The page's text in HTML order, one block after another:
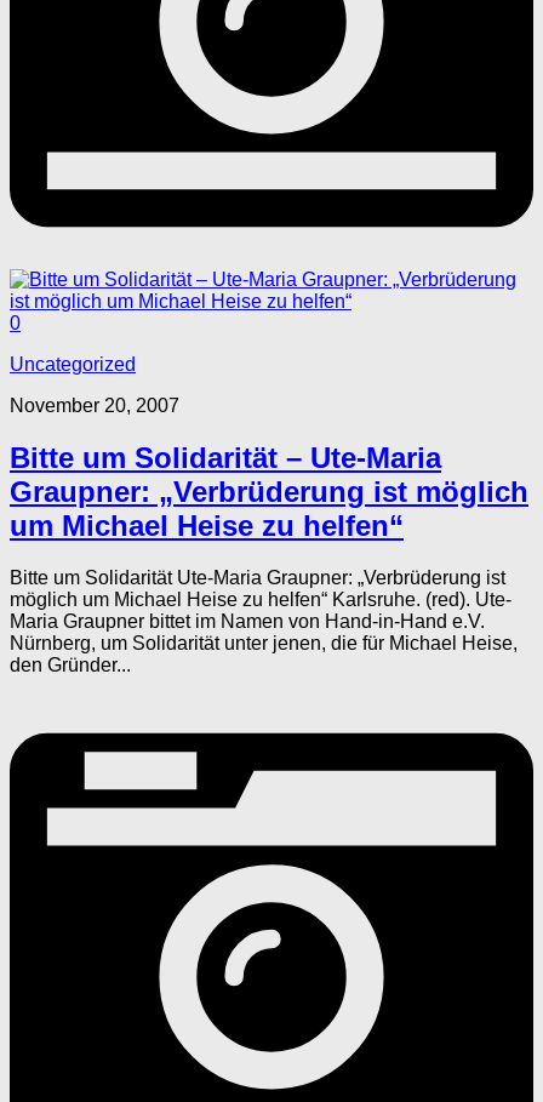
0
Uncategorized
November 20, 2007
Bitte um Solidarität – Ute-Maria
Graupner: „Verbrüderung ist möglich
um Michael Heise zu helfen“
Bitte um Solidarität Ute-Maria Graupner: „Verbrüderung ist
möglich um Michael Heise zu helfen“ Karlsruhe. (red). Ute-
Maria Graupner bittet im Namen von Hand-in-Hand e.V.
Nürnberg, um Solidarität unter jenen, die für Michael Heise,
den Gründer...